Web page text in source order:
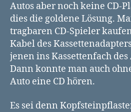
Autos aber noch keine CD-
dies die goldene Lösung.
tragbaren CD-Spieler
Kabel des
jenen ins Kassettenfach
Dann konnte man auch
Auto eine CD hören.
Es sei denn